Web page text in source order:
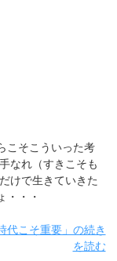
こそこういった考
なれ（すきこそも
けで生きていきた
・・・
代こそ重要」の続き
を読む